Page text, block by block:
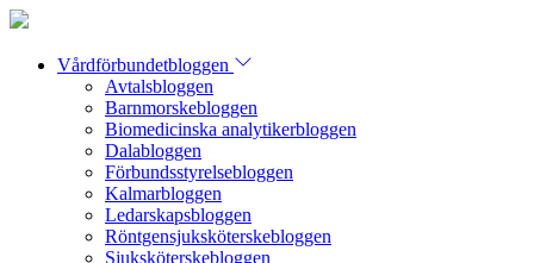
Vårdförbundetbloggen
Avtalsbloggen
Barnmorskebloggen
Biomedicinska analytikerbloggen
Dalabloggen
Förbundsstyrelsebloggen
Kalmarbloggen
Ledarskapsbloggen
Röntgensjuksköterskebloggen
Sjuksköterskebloggen